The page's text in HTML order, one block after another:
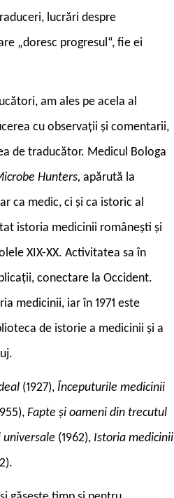
lucrări despre
„doresc progresul“, fie ei
am ales pe acela al
cu observații și comentarii,
de traducător. Medicul Bologa
Hunters, apărută la
ca medic, ci și ca istoric al
istoria medicinii românești și
XIX-XX. Activitatea sa în
conectare la Occident.
medicinii, iar în 1971 este
de istorie a medicinii și a
(1927), Începuturile medicinii
Fapte și oameni din trecutul
(1962), Istoria medicinii